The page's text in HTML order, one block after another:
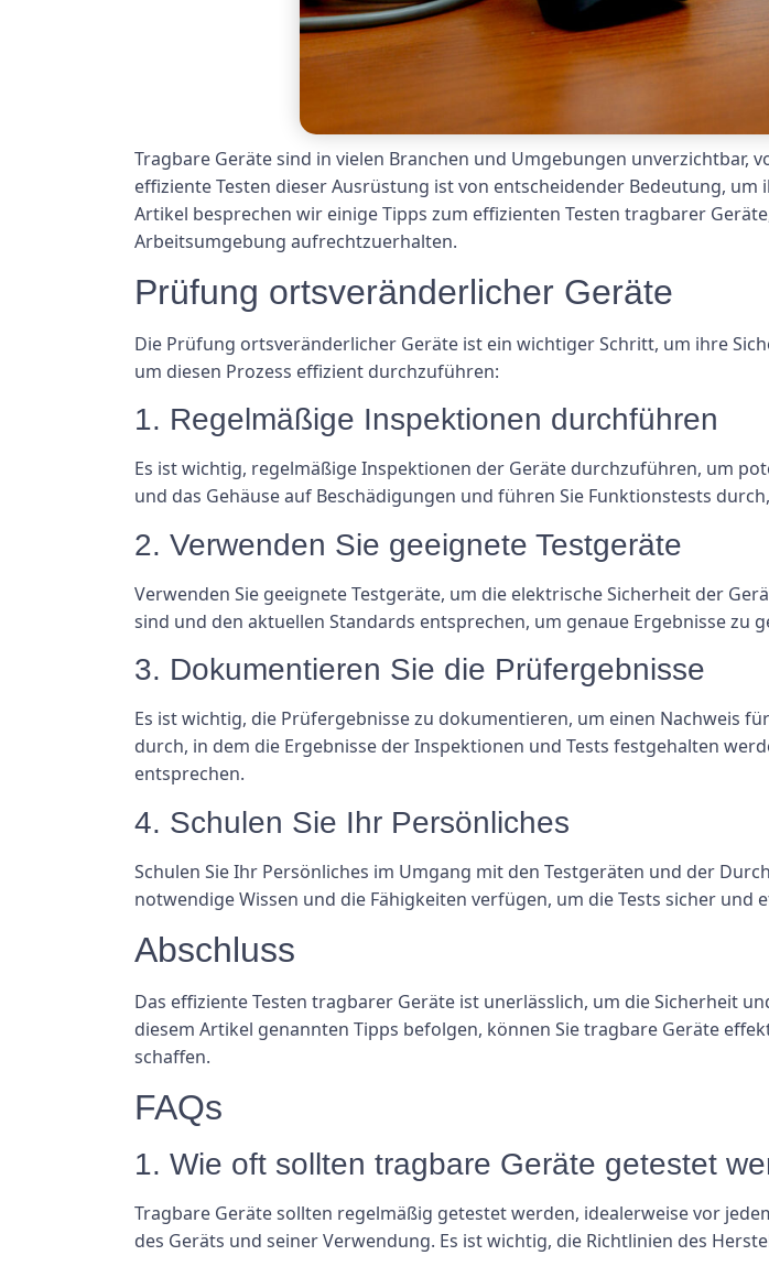
Tragbare Geräte sind in vielen Branchen und Umgebungen unverzichtbar,
effiziente Testen dieser Ausrüstung ist von entscheidender Bedeutung,
Artikel besprechen wir einige Tipps zum effizienten Testen tragbarer
Arbeitsumgebung aufrechtzuerhalten.
Prüfung ortsveränderlicher Geräte
Die Prüfung ortsveränderlicher Geräte ist ein wichtiger Schritt, um ihre
um diesen Prozess effizient durchzuführen:
1. Regelmäßige Inspektionen durchführen
Es ist wichtig, regelmäßige Inspektionen der Geräte durchzuführen, um
und das Gehäuse auf Beschädigungen und führen Sie Funktionstests
2. Verwenden Sie geeignete Testgeräte
Verwenden Sie geeignete Testgeräte, um die elektrische Sicherheit der
sind und den aktuellen Standards entsprechen, um genaue Ergebnisse zu
3. Dokumentieren Sie die Prüfergebnisse
Es ist wichtig, die Prüfergebnisse zu dokumentieren, um einen Nachweis
durch, in dem die Ergebnisse der Inspektionen und Tests festgehalten
entsprechen.
4. Schulen Sie Ihr Persönliches
Schulen Sie Ihr Persönliches im Umgang mit den Testgeräten und der
notwendige Wissen und die Fähigkeiten verfügen, um die Tests sicher und
Abschluss
Das effiziente Testen tragbarer Geräte ist unerlässlich, um die Sicherheit
diesem Artikel genannten Tipps befolgen, können Sie tragbare Geräte
schaffen.
FAQs
1. Wie oft sollten tragbare Geräte getestet
Tragbare Geräte sollten regelmäßig getestet werden, idealerweise vor
des Geräts und seiner Verwendung. Es ist wichtig, die Richtlinien des